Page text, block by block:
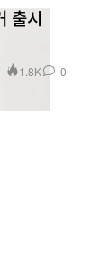
출시
1.8K 0